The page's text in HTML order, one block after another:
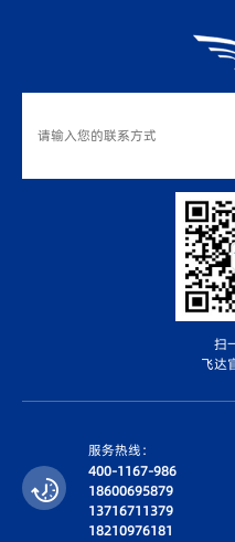
扫
飞达
服务热线：
400-1167-986
18600695879
13716711379
18210976181